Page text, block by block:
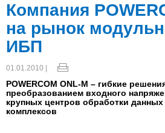
Компания
на рынок
ИБП
01.01.2010 |
POWERCOM ONL-M – гибкие
преобразованием входного
крупных центров обработки
комплексов